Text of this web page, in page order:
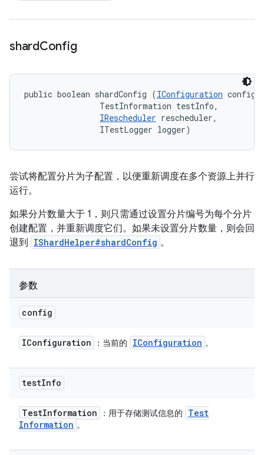
shardConfig
public boolean shardConfig (IConfiguration
                TestInformation testInfo,
IRescheduler rescheduler,
                ITestLogger logger)
尝试将配置分片为子配置，以便重新调度在多个资源上并行
运行。
如果分片数量大于 1，则只需通过设置分片编号为每个分片
创建配置，并重新调度它们。如果未设置分片数量，则会回
退到
IShardHelper#shardConfig 。
参数
config
IConfiguration ：当前的 IConfiguration 。
testInfo
TestInformation ：用于存储测试信息的
Test
Information 。